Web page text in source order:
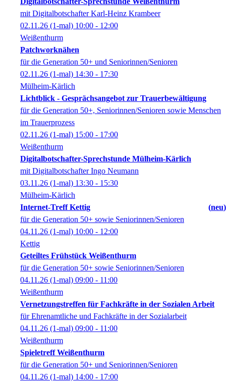
mit Digitalbotschafter Karl-Heinz Krambeer
02.11.26 (1-mal) 10:00 - 12:00
Weißenthurm
Patchworknähen
für die Generation 50+ und Seniorinnen/Senioren
02.11.26 (1-mal) 14:30 - 17:30
Mülheim-Kärlich
Lichtblick - Gesprächsangebot zur Trauerbewältigung
für die Generation 50+, Seniorinnen/Senioren sowie Menschen
im Trauerprozess
02.11.26 (1-mal) 15:00 - 17:00
Weißenthurm
Digitalbotschafter-Sprechstunde Mülheim-Kärlich
mit Digitalbotschafter Ingo Neumann
03.11.26 (1-mal) 13:30 - 15:30
Mülheim-Kärlich
Internet-Treff Kettig
neu
für die Generation 50+ sowie Seniorinnen/Senioren
04.11.26 (1-mal) 10:00 - 12:00
Kettig
Geteiltes Frühstück Weißenthurm
für die Generation 50+ sowie Seniorinnen/Senioren
04.11.26 (1-mal) 09:00 - 11:00
Weißenthurm
Vernetzungstreffen für Fachkräfte in der Sozialen Arbeit
für Ehrenamtliche und Fachkräfte in der Sozialarbeit
04.11.26 (1-mal) 09:00 - 11:00
Weißenthurm
Spieletreff Weißenthurm
für die Generation 50+ und Seniorinnen/Senioren
04.11.26 (1-mal) 14:00 - 17:00